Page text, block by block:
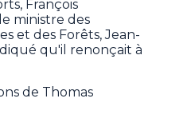
François
ministre des
et des Forêts, Jean-
qu'il renonçait à
de Thomas